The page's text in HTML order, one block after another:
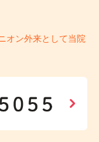
オン外来として当院